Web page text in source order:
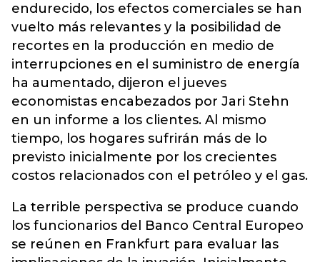
endurecido, los efectos comerciales se han
vuelto más relevantes y la posibilidad de
recortes en la producción en medio de
interrupciones en el suministro de energía
ha aumentado, dijeron el jueves
economistas encabezados por Jari Stehn
en un informe a los clientes. Al mismo
tiempo, los hogares sufrirán más de lo
previsto inicialmente por los crecientes
costos relacionados con el petróleo y el gas.
La terrible perspectiva se produce cuando
los funcionarios del Banco Central Europeo
se reúnen en Frankfurt para evaluar las